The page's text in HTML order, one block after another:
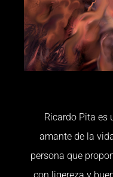
Ricardo Pita es
amante de la
persona que